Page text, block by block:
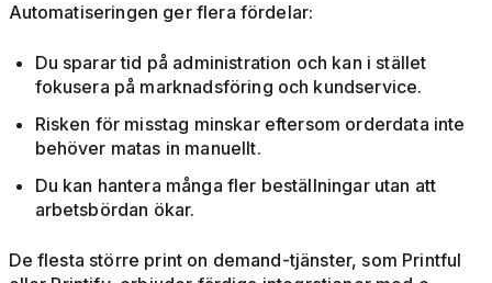
Automatiseringen ger flera fördelar:
Du sparar tid på administration och kan i stället
fokusera på marknadsföring och kundservice.
Risken för misstag minskar eftersom orderdata inte
behöver matas in manuellt.
Du kan hantera många fler beställningar utan att
arbetsbördan ökar.
De flesta större print on demand-tjänster, som Printful